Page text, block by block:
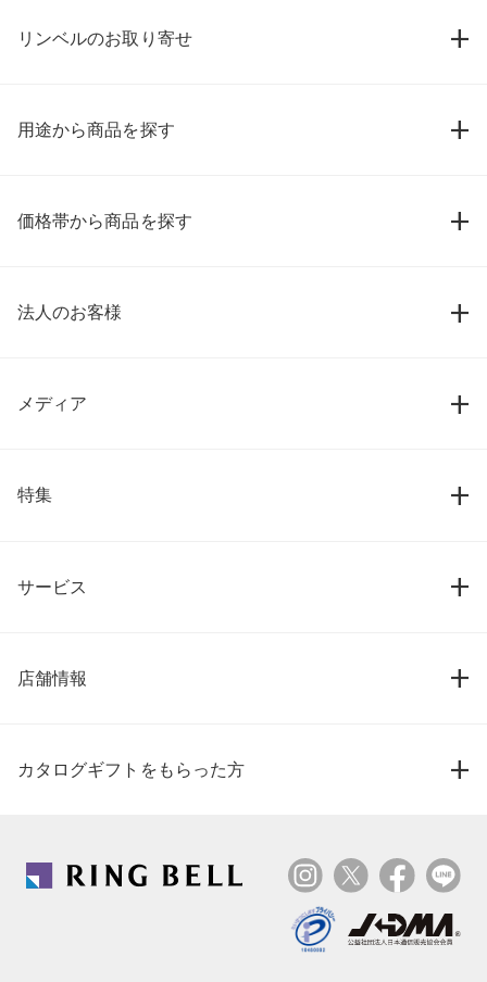
リンベルのお取り寄せ
用途から商品を探す
価格帯から商品を探す
法人のお客様
メディア
特集
サービス
店舗情報
カタログギフトをもらった方